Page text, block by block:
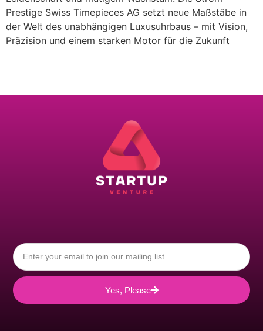
Prestige Swiss Timepieces AG setzt neue Maßstäbe in
der Welt des unabhängigen Luxusuhrbaus – mit Vision,
Präzision und einem starken Motor für die Zukunft
Yes, Please